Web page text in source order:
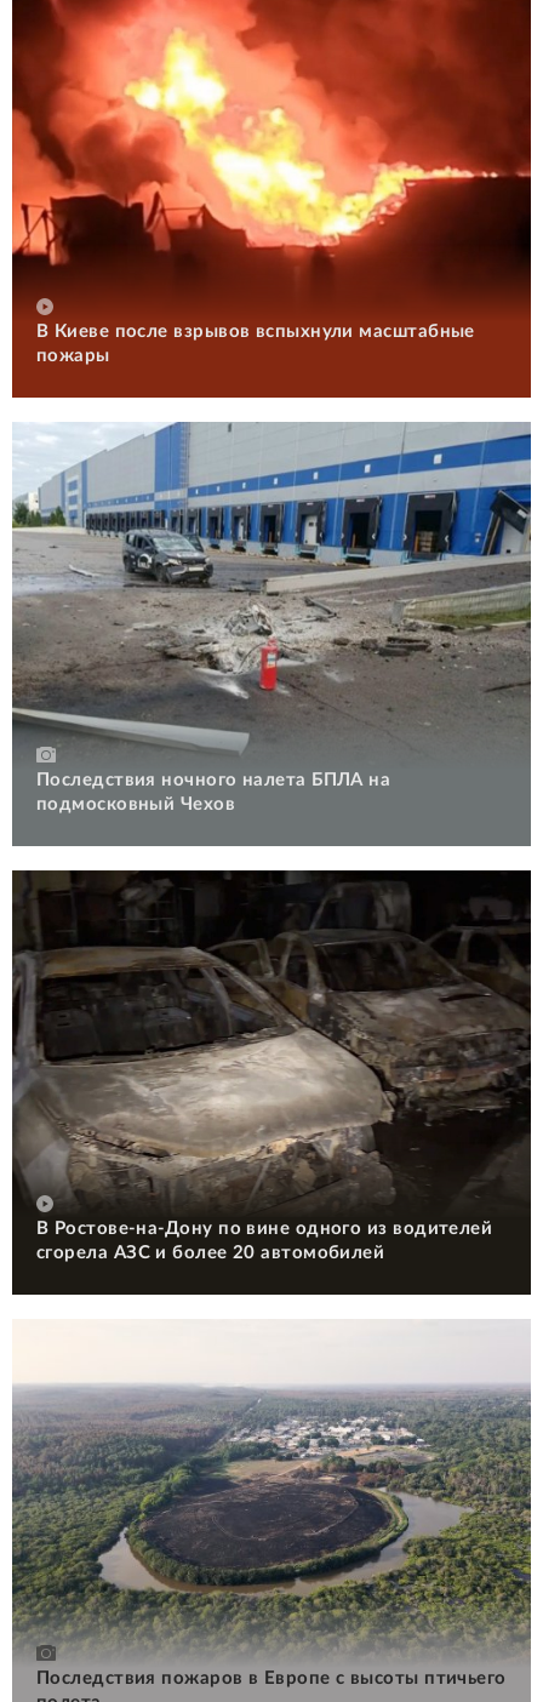
В Киеве после взрывов вспыхнули масштабные
пожары
Последствия ночного налета БПЛА на
подмосковный Чехов
В Ростове-на-Дону по вине одного из водителей
сгорела АЗС и более 20 автомобилей
Последствия пожаров в Европе с высоты птичьего